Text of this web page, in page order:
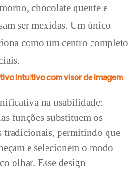
chocolate quente e
ser mexidas. Um único
como um centro completo
intuitivo com visor de imagem
na usabilidade:
funções substituem os
tradicionais, permitindo que
e selecionem o modo
olhar. Esse design